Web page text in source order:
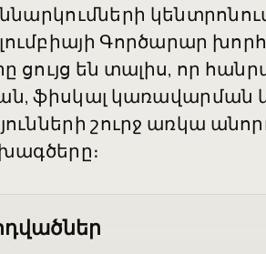
Գործարար
ցույց են տալիս, որ
ֆիսկալ կառավարման և
շուրջ առկա